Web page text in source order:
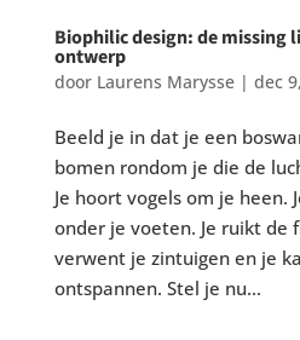
Biophilic design: de missing
ontwerp
door Laurens Marysse| dec
Beeld je in dat je een
bomen rondom je die de
Je hoort vogels om je heen.
onder je voeten. Je ruikt de
verwent je zintuigen en je
ontspannen. Stel je nu...